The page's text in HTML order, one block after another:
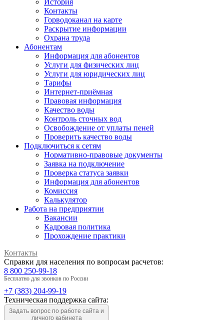
Контакты
Горводоканал на карте
Раскрытие информации
Охрана труда
Абонентам
Информация для абонентов
Услуги для физических лиц
Услуги для юридических лиц
Тарифы
Интернет-приёмная
Правовая информация
Качество воды
Контроль сточных вод
Освобождение от уплаты пеней
Проверить качество воды
Подключиться к сетям
Нормативно-правовые документы
Заявка на подключение
Проверка статуса заявки
Информация для абонентов
Комиссия
Калькулятор
Работа на предприятии
Вакансии
Кадровая политика
Прохождение практики
Контакты
Справки для населения по вопросам расчетов:
8 800 250-99-18
Бесплатно для звонков по России
+7 (383) 204-99-19
Техническая поддержка сайта:
Задать вопрос по работе сайта и
личного кабинета